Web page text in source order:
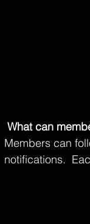
What can
Members can
notifications.